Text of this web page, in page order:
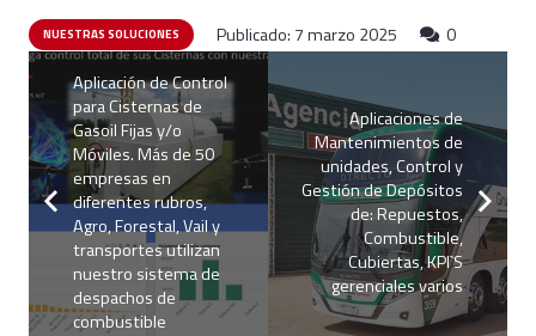
NUESTRAS SOLUCIONES Publicado: 7 marzo 2025
0
Aplicación de Control
para Cisternas de
Gasoil Fijas y/o
Móviles. Más de 50
empresas en
diferentes rubros,
Agro, Forestal, Vail y
transportes utilizan
nuestro sistema de
despachos de
combustible
Aplicaciones de
Mantenimientos de
unidades, Control y
Gestión de Depósitos
de: Repuestos,
Combustible,
Cubiertas, KPI`S
gerenciales varios